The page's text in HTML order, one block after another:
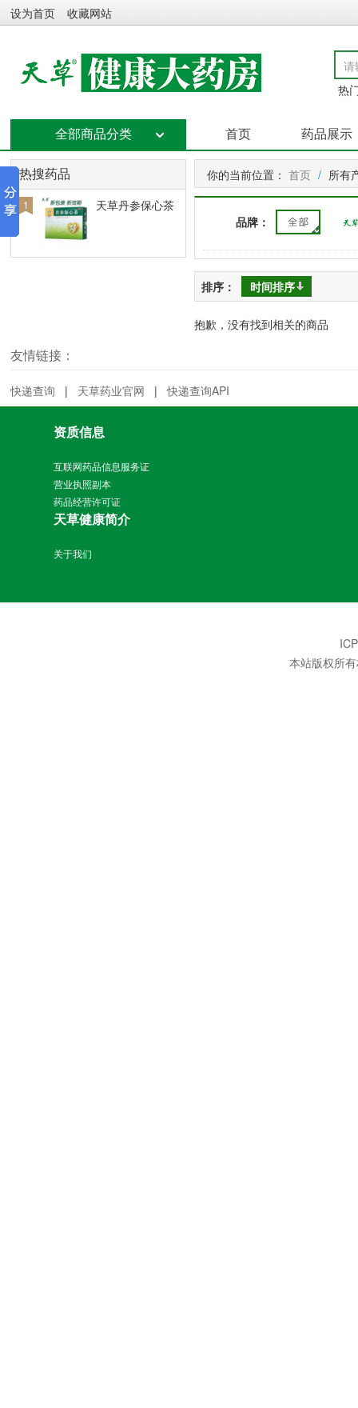
设为首页 收藏网站
热
全部商品分类 首页 药品展示
热搜药品
天草丹参保心茶
1
你的当前位置： 首页 / 所有
品牌：
排序： 时间排序
抱歉，没有找到相关的商品
友情链接：
快递查询 | 天草药业官网 | 快递查询API
资质信息
互联网药品信息服务证
营业执照副本
药品经营许可证
天草健康简介
关于我们
本站版权所